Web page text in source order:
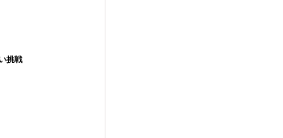
挑戦